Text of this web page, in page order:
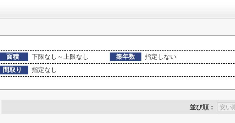
面積 下限なし～上限なし 築年数
指定しない
間取り
指定なし
並び順：